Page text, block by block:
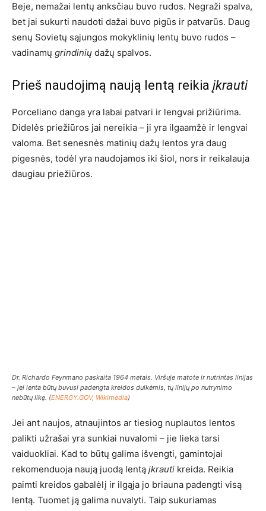
Beje, nemažai lentų anksčiau buvo rudos. Negraži spalva,
bet jai sukurti naudoti dažai buvo pigūs ir patvarūs. Daug
senų Sovietų sąjungos mokyklinių lentų buvo rudos –
vadinamų grindinių dažų spalvos.
Prieš naudojimą naują lentą reikia įkrauti
Porceliano danga yra labai patvari ir lengvai prižiūrima.
Didelės priežiūros jai nereikia – ji yra ilgaamžė ir lengvai
valoma. Bet senesnės matinių dažų lentos yra daug
pigesnės, todėl yra naudojamos iki šiol, nors ir reikalauja
daugiau priežiūros.
Dr. Richardo Feynmano paskaita 1964 metais. Viršuje matote ir nutrintas linijas
– jei lenta būtų buvusi padengta kreidos dulkėmis, tų linijų po nutrynimo
nebūtų likę. (ENERGY.GOV, Wikimedia)
Jei ant naujos, atnaujintos ar tiesiog nuplautos lentos
palikti užrašai yra sunkiai nuvalomi – jie lieka tarsi
vaiduokliai. Kad to būtų galima išvengti, gamintojai
rekomenduoja naują juodą lentą įkrauti kreida. Reikia
paimti kreidos gabalėlį ir ilgąja jo briauna padengti visą
lentą. Tuomet ją galima nuvalyti. Taip sukuriamas